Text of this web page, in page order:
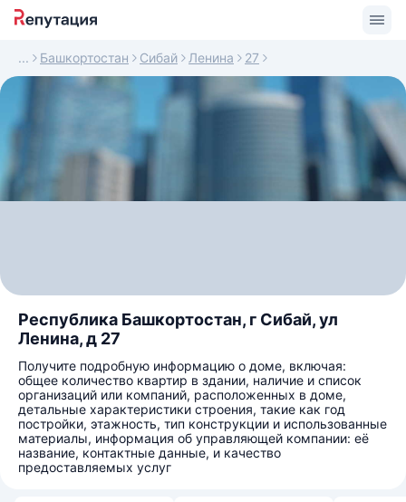
Башкортостан Сибай Ленина 27
Республика Башкортостан, г Сибай, ул
Ленина, д 27
Получите подробную информацию о доме, включая:
общее количество квартир в здании, наличие и список
организаций или компаний, расположенных в доме,
детальные характеристики строения, такие как год
постройки, этажность, тип конструкции и использованные
материалы, информация об управляющей компании: её
название, контактные данные, и качество
предоставляемых услуг